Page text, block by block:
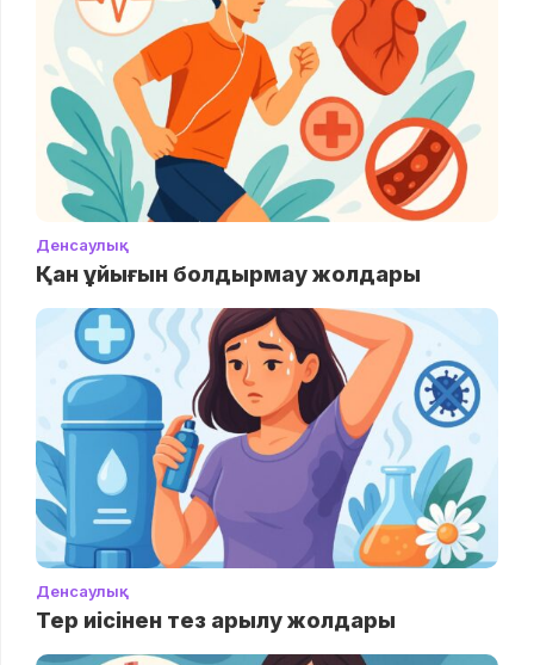
Денсаулық
Қан ұйығын болдырмау жолдары
Денсаулық
Тер иісінен тез арылу жолдары